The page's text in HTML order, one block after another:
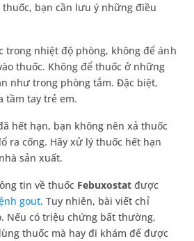
thuốc, bạn cần lưu ý những điều
trong nhiệt độ phòng, không để ánh
thuốc. Không để thuốc ở những
như trong phòng tắm. Đặc biệt,
tầm tay trẻ em.
hết hạn, bạn không nên xả thuốc
ra cống. Hãy xử lý thuốc hết hạn
sản xuất.
tin về thuốc Febuxostat được
gout. Tuy nhiên, bài viết chỉ
Nếu có triệu chứng bất thường,
thuốc mà hay đi khám để được